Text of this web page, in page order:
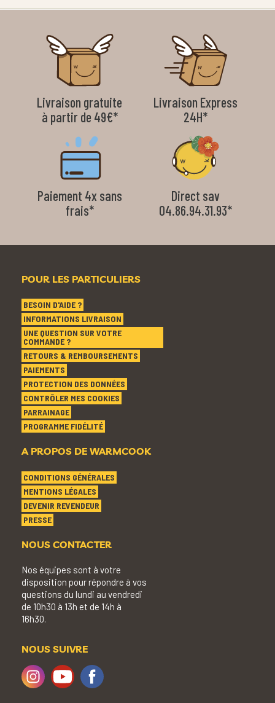
Livraison gratuite
à partir de 49€*
Livraison Express
24H*
Paiement 4x sans
frais*
Direct sav
04.86.94.31.93*
POUR LES PARTICULIERS
BESOIN D'AIDE ?
INFORMATIONS LIVRAISON
UNE QUESTION SUR VOTRE
COMMANDE ?
RETOURS & REMBOURSEMENTS
PAIEMENTS
PROTECTION DES DONNÉES
CONTRÔLER MES COOKIES
PARRAINAGE
PROGRAMME FIDÉLITÉ
A PROPOS DE WARMCOOK
CONDITIONS GÉNÉRALES
MENTIONS LÉGALES
DEVENIR REVENDEUR
PRESSE
NOUS CONTACTER
Nos équipes sont à votre
disposition pour répondre à vos
questions du lundi au vendredi
de 10h30 à 13h et de 14h à
16h30.
NOUS SUIVRE